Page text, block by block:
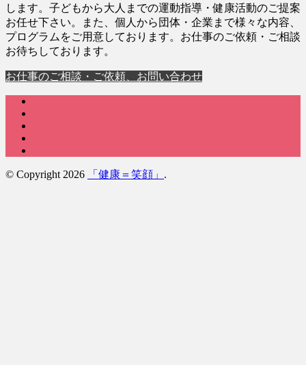
します。子どもから大人までの運動指導・健康活動のご提案
お任せ下さい。また、個人から団体・企業まで様々な内容、
プログラムをご用意しております。お仕事のご依頼・ご相談
お待ちしております。
お仕事のご相談・ご依頼、お問い合わせ
© Copyright 2026 「健康＝笑顔」 .